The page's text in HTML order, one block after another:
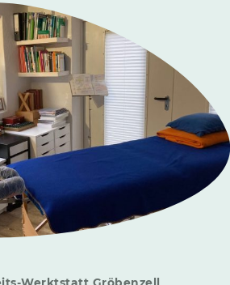
Werktstatt Gröbenzell